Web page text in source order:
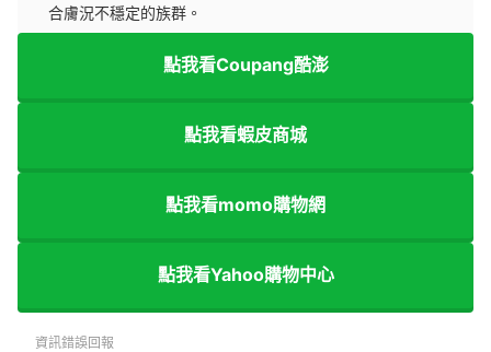
合膚況不穩定的族群。
點我看Coupang酷澎
點我看蝦皮商城
點我看momo購物網
點我看Yahoo購物中心
資訊錯誤回報